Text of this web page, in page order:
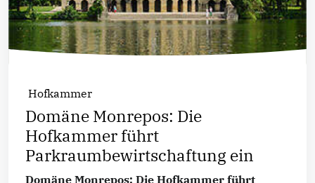
Hofkammer
Domäne Monrepos: Die
Hofkammer führt
Parkraumbewirtschaftung ein
Domäne Monrepos: Die Hofkammer führt